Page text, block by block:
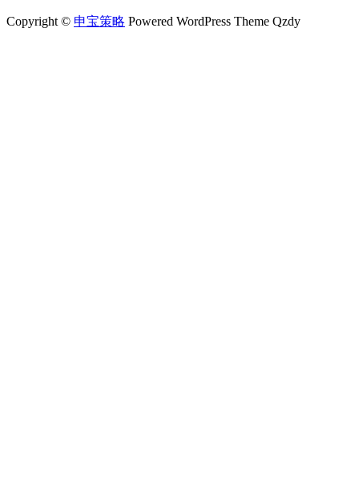
Copyright © 申宝策略 Powered WordPress Theme Qzdy